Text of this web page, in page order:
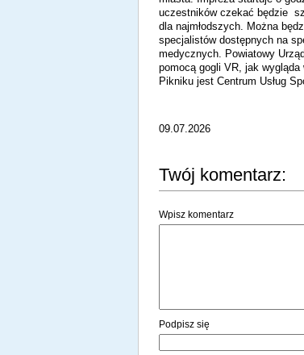
uczestników czekać będzie
dla najmłodszych. Można
specjalistów dostępnych na
medycznych. Powiatowy
pomocą gogli VR, jak wygląda
Pikniku jest Centrum Usług
09.07.2026
Twój komentarz:
Wpisz komentarz
Podpisz się